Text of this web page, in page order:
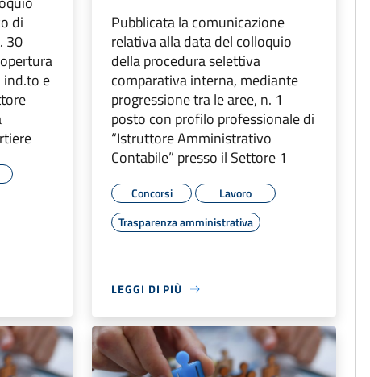
di
30
ind.to e
Pubblicata la comunicazione
relativa alla data del colloquio
della procedura selettiva
comparativa interna, mediante
progressione tra le aree, n. 1
posto con profilo professionale di
“Istruttore Amministrativo
Contabile” presso il Settore 1
Concorsi
Lavoro
Trasparenza amministrativa
LEGGI DI PIÙ